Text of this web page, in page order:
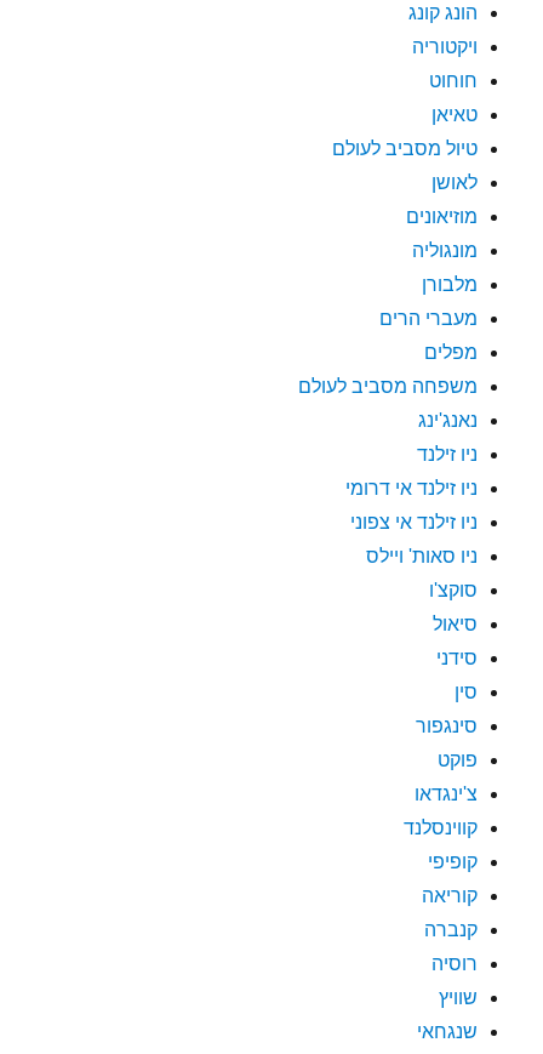
הונג קונג
ויקטוריה
חוחוט
טאיאן
טיול מסביב לעולם
לאושן
מוזיאונים
מונגוליה
מלבורן
מעברי הרים
מפלים
משפחה מסביב לעולם
נאנג'ינג
ניו זילנד
ניו זילנד אי דרומי
ניו זילנד אי צפוני
ניו סאות' ויילס
סוקצ'ו
סיאול
סידני
סין
סינגפור
פוקט
צ'ינגדאו
קווינסלנד
קופיפי
קוריאה
קנברה
רוסיה
שוויץ
שנגחאי